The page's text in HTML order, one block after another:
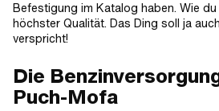
Befestigung im Katalog haben. Wie
höchster Qualität. Das Ding soll ja
verspricht!
Die
Puch-Mofa